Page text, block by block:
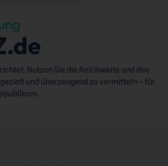
Nutzen Sie die Reichweite und das
und überzeugend zu vermitteln – für